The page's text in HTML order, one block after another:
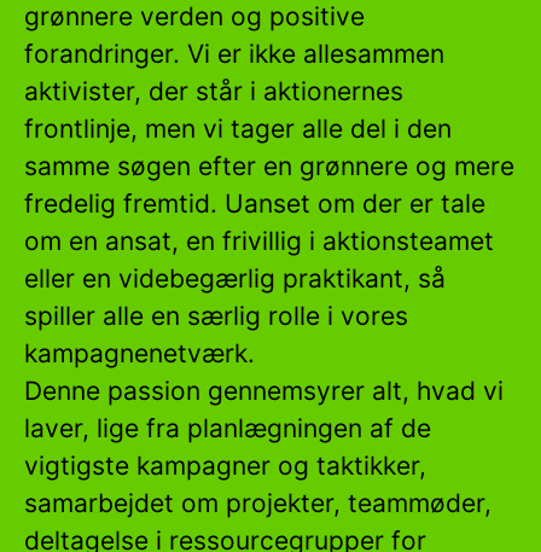
grønnere verden og positive
forandringer. Vi er ikke allesammen
aktivister, der står i aktionernes
frontlinje, men vi tager alle del i den
samme søgen efter en grønnere og mere
fredelig fremtid. Uanset om der er tale
om en ansat, en frivillig i aktionsteamet
eller en videbegærlig praktikant, så
spiller alle en særlig rolle i vores
kampagnenetværk.
Denne passion gennemsyrer alt, hvad vi
laver, lige fra planlægningen af de
vigtigste kampagner og taktikker,
samarbejdet om projekter, teammøder,
deltagelse i ressourcegrupper for